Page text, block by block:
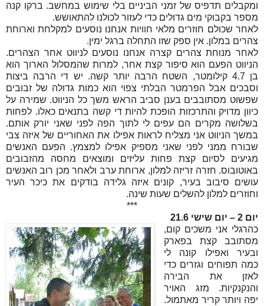
ומקבלים תדפיס של זמני הביניים בלי שימוש במחשב. ברקו קנה
מספר בקבוקי מים גדולים כדי לעזור לכולנו להתאושש.
לאחר שכולם חוזרים מלאי חוויות אנחנו נוסעים למקלחת וארוחת
צהרים במלון. אין ספק שזו התחלה ברגל ימין.
לאחר מנוחת צהרים קצרה אנחנו נוסעים לניווט אחר הצהרים.
הניווט הפעם הוא סיפור קצת אחר, למרות שהמסלול הארוך הוא
בן 4.7 קילומטר, השטח הרבה יותר קשה. יש די הרבה ביצות
וסבכים אבל הפרמטר הבלתי צפוי הוא כמות גדולה של זבובים
שפשוט מסתובבים בענן סביב הראש משך כל הניווט. שמירה על
כיוון מדויק והתרכזות הופכת להיות די קשה בתנאים כאלו. לפחות
בשלושה מקרים הם עפים לי לתוך הפה לפני שאני יורק אותם.
במשך הניווט אני מצליח לראות אפילו את האחוריים של איזה צבי
שבורח ממני לפני שאני מספיק אפילו למצמץ. הפעם האנשים
מגיעים לסיום קצת פחות עליזים ומוצאים מחסה מהזבובים
באוטובוס. חזרה זריזה למלון, ארוחת ערב ולאחר מכן רוב האנשים
עושים סיבוב בעיר, קונים איזה גלידה בודקים את כיכר העיר
וחוזרים למלון להשלים שעות שינה.
***
יום 2 – יום שישי 21.6
כהרגלי אני משכים קום,
מסתובב קצת בפארק
ובעיר ואפילו קונה לי
כמה תפוחים וגזרים כדי
לאזן את הבירה
והנקנקיות. מזג האויר
יפה ויותר קריר מאתמול.